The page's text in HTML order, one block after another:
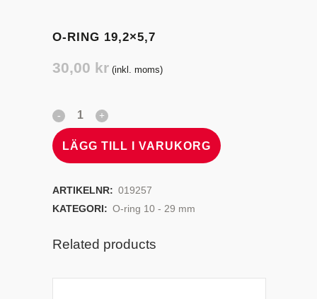
O-RING 19,2×5,7
30,00 kr (inkl. moms)
LÄGG TILL I VARUKORG
ARTIKELNR: 019257
KATEGORI: O-ring 10 - 29 mm
Related products